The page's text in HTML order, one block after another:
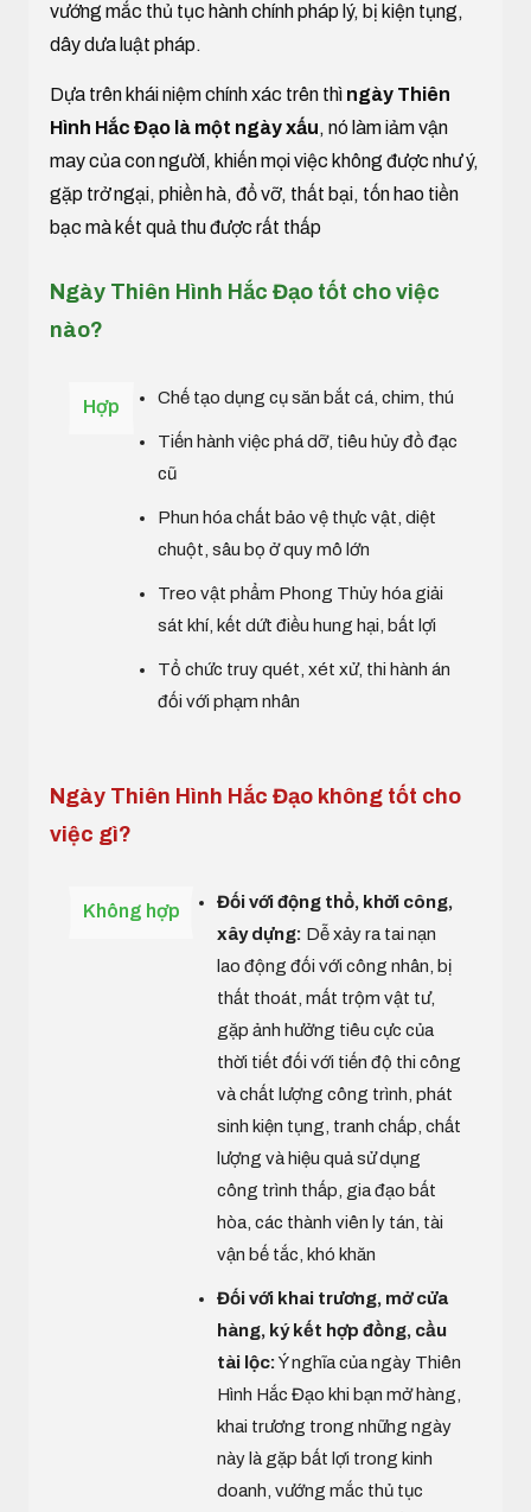
vướng mắc thủ tục hành chính pháp lý, bị kiện tụng,
dây dưa luật pháp.
Dựa trên khái niệm chính xác trên thì ngày Thiên
Hình Hắc Đạo là một ngày xấu, nó làm iảm vận
may của con người, khiến mọi việc không được như ý,
gặp trở ngại, phiền hà, đổ vỡ, thất bại, tốn hao tiền
bạc mà kết quả thu được rất thấp
Ngày Thiên Hình Hắc Đạo tốt cho việc
nào?
Hợp Chế tạo dụng cụ săn bắt cá, chim, thú
Tiến hành việc phá dỡ, tiêu hủy đồ đạc
cũ
Phun hóa chất bảo vệ thực vật, diệt
chuột, sâu bọ ở quy mô lớn
Treo vật phẩm Phong Thủy hóa giải
sát khí, kết dứt điều hung hại, bất lợi
Tổ chức truy quét, xét xử, thi hành án
đối với phạm nhân
Ngày Thiên Hình Hắc Đạo không tốt cho
việc gì?
Không hợp
Đối với động thổ, khởi công,
xây dựng: Dễ xảy ra tai nạn
lao động đối với công nhân, bị
thất thoát, mất trộm vật tư,
gặp ảnh hưởng tiêu cực của
thời tiết đối với tiến độ thi công
và chất lượng công trình, phát
sinh kiện tụng, tranh chấp, chất
lượng và hiệu quả sử dụng
công trình thấp, gia đạo bất
hòa, các thành viên ly tán, tài
vận bế tắc, khó khăn
Đối với khai trương, mở cửa
hàng, ký kết hợp đồng, cầu
tài lộc:Ý nghĩa của ngày Thiên
Hình Hắc Đạo khi bạn mở hàng,
khai trương trong những ngày
này là gặp bất lợi trong kinh
doanh, vướng mắc thủ tục